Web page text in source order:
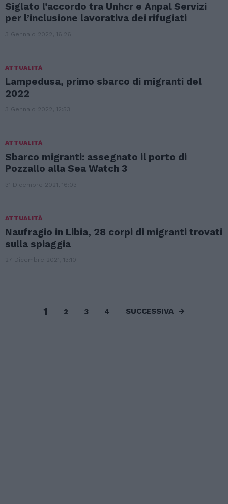
Siglato l’accordo tra Unhcr e Anpal Servizi
per l’inclusione lavorativa dei rifugiati
3 Gennaio 2022, 16:26
ATTUALITÀ
Lampedusa, primo sbarco di migranti del
2022
3 Gennaio 2022, 12:53
ATTUALITÀ
Sbarco migranti: assegnato il porto di
Pozzallo alla Sea Watch 3
31 Dicembre 2021, 16:03
ATTUALITÀ
Naufragio in Libia, 28 corpi di migranti trovati
sulla spiaggia
27 Dicembre 2021, 13:10
1 2 3 4 SUCCESSIVA